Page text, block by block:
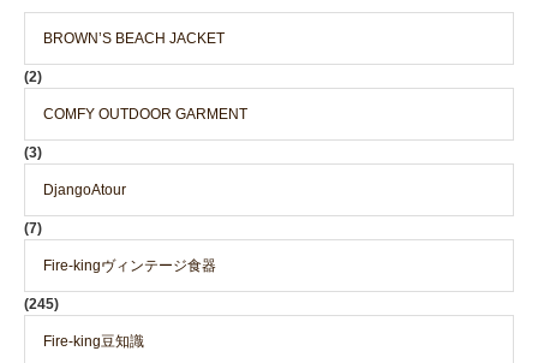
BROWN’S BEACH JACKET
(2)
COMFY OUTDOOR GARMENT
(3)
DjangoAtour
(7)
Fire-kingヴィンテージ食器
(245)
Fire-king豆知識